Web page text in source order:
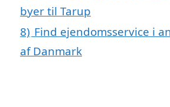
byer til Tarup
8) Find ejendomsservice i
af Danmark